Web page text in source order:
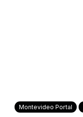
Montevideo Portal